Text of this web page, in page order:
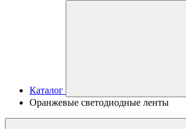
Каталог
Оранжевые светодиодные ленты